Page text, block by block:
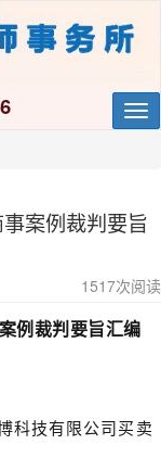
事案例裁判要旨
1517次阅读
例裁判要旨汇编
科技有限公司买卖